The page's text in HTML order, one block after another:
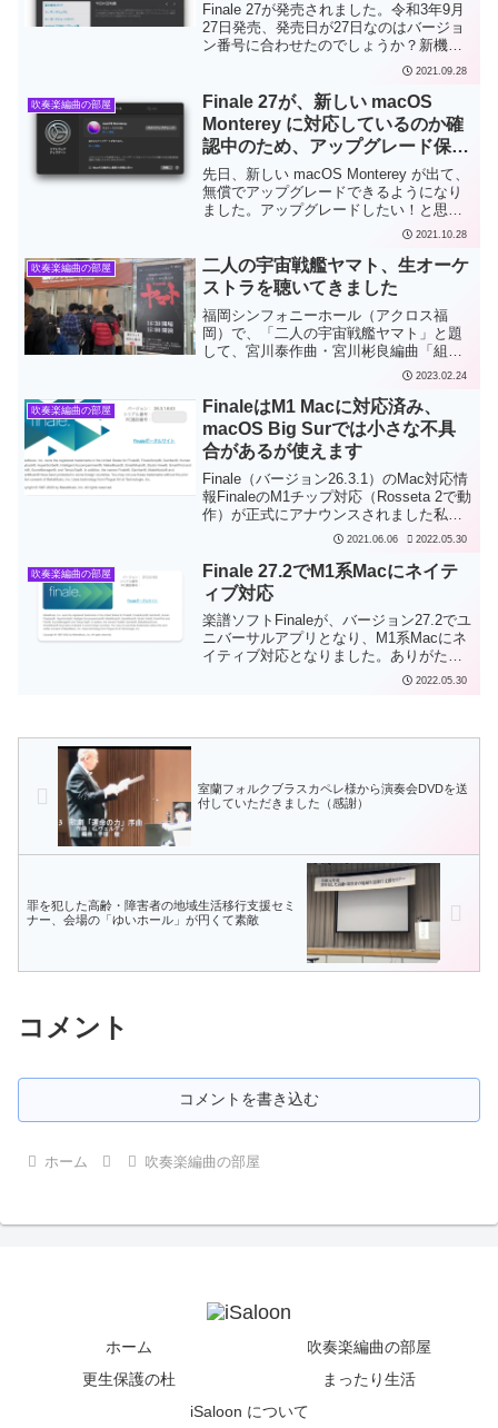
Finale 27が発売されました。令和3年9月
27日発売、発売日が27日なのはバージョ
ン番号に合わせたのでしょうか？新機能
は次のとおり。3,000個近い音楽記号の追
加Finale version 27用テンプレート集／拡
張ライブラリ（日本...
2021.09.28
吹奏楽編曲の部屋
Finale 27が、新しい macOS
Monterey に対応しているのか確
認中のため、アップグレード保留
中ですが…
先日、新しい macOS Monterey が出て、
無償でアップグレードできるようになり
ました。アップグレードしたい！と思っ
たのですが、ここでやはり気になるの
は、楽譜ソフト、Finaleの対応状況です。
アナウンスが早速出ていました。まだ公
開...
2021.10.28
吹奏楽編曲の部屋
二人の宇宙戦艦ヤマト、生オーケ
ストラを聴いてきました
福岡シンフォニーホール（アクロス福
岡）で、「二人の宇宙戦艦ヤマト」と題
して、宮川泰作曲・宮川彬良編曲「組曲
宇宙戦艦ヤマト」と羽田健太郎作曲「交
響曲 宇宙戦艦ヤマト」の全曲演奏を、宮
川彬良指揮・九州交響楽団の演奏でやっ
ていましたので、聴いて...
2023.02.24
吹奏楽編曲の部屋
FinaleはM1 Macに対応済み、
macOS Big Surでは小さな不具
合があるが使えます
Finale（バージョン26.3.1）のMac対応情
報FinaleのM1チップ対応（Rosseta 2で動
作）が正式にアナウンスされました私は
楽譜作成ソフトとしてFinale（フィナー
ジョンは26.3.1...
2021.06.06 2022.05.30
吹奏楽編曲の部屋
Finale 27.2でM1系Macにネイテ
ィブ対応
楽譜ソフトFinaleが、バージョン27.2でユ
ニバーサルアプリとなり、M1系Macにネ
イティブ対応となりました。ありがたい
ことです。Finale 27.2 for Macについて最
2022.05.30
室蘭フォルクブラスカペレ様から演奏会DVDを送
付していただきました（感謝）
罪を犯した高齢・障害者の地域生活移行支援セミ
ナー、会場の「ゆいホール」が円くて素敵
コメント
コメントを書き込む
ホーム 吹奏楽編曲の部屋
ホーム
吹奏楽編曲の部屋
更生保護の杜
まったり生活
iSaloon について